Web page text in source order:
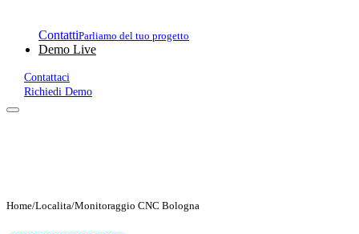
ContattiParliamo del tuo progetto
Demo Live
Contattaci
Richiedi Demo
Home/Localita/Monitoraggio CNC Bologna